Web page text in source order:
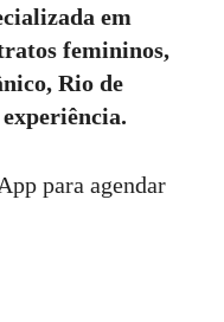
em
femininos,
Rio de
para agendar